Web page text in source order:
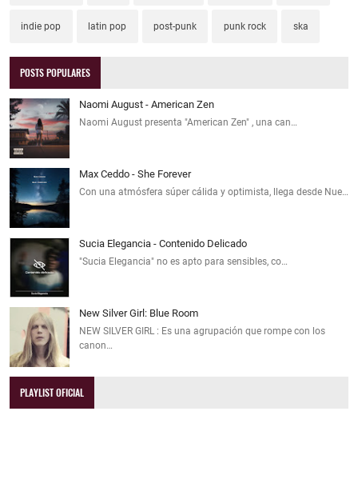
indie pop latin pop post-punk punk rock ska
POSTS POPULARES
Naomi August - American Zen
Naomi August presenta "American Zen" , una can…
Max Ceddo - She Forever
Con una atmósfera súper cálida y optimista, llega desde Nue…
Sucia Elegancia - Contenido Delicado
"Sucia Elegancia" no es apto para sensibles, co…
New Silver Girl: Blue Room
NEW SILVER GIRL : Es una agrupación que rompe con los
canon…
PLAYLIST OFICIAL